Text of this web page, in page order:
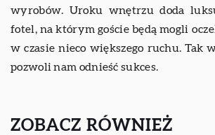
wyrobów. Uroku wnętrzu doda
fotel, na którym goście będą mogli
w czasie nieco większego ruchu. Tak
pozwoli nam odnieść sukces.
ZOBACZ RÓWNIEŻ